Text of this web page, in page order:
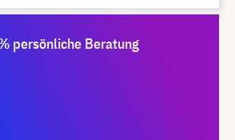
persönliche Beratung